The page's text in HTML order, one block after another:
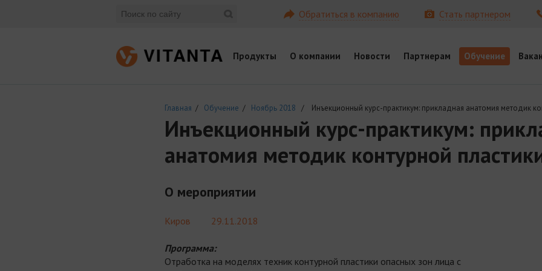
Обратиться в компанию Стать партнером
Продукты О компании Новости Партнерам Обучение
Главная / Обучение / Ноябрь 2018 / Инъекционный курс-практикум: прикладная анатомия методик
Инъекционный курс-практикум:
анатомия методик контурной
О мероприятии
Киров 29.11.2018
Программа:
Отработка на моделях техник контурной пластики опасных зон лица с